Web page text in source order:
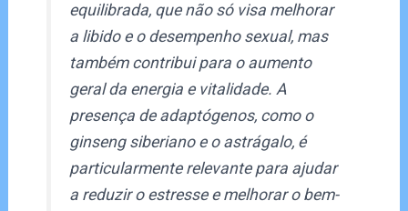
equilibrada, que não só visa melhorar
a libido e o desempenho sexual, mas
também contribui para o aumento
geral da energia e vitalidade. A
presença de adaptógenos, como o
ginseng siberiano e o astrágalo, é
particularmente relevante para ajudar
a reduzir o estresse e melhorar o bem-